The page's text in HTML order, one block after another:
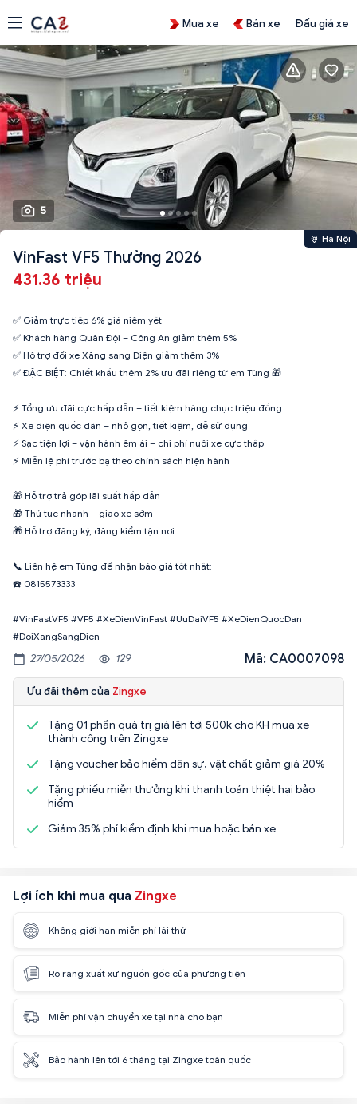
Mua xe Bán xe Đấu giá xe
5
Hà Nội
VinFast VF5 Thường 2026
431.36 triệu
✅ Giảm trực tiếp 6% giá niêm yết
✅ Khách hàng Quân Đội – Công An giảm thêm 5%
✅ Hỗ trợ đổi xe Xăng sang Điện giảm thêm 3%
✅ ĐẶC BIỆT: Chiết khấu thêm 2% ưu đãi riêng từ em Tùng 🎁
⚡ Tổng ưu đãi cực hấp dẫn – tiết kiệm hàng chục triệu đồng
⚡ Xe điện quốc dân – nhỏ gọn, tiết kiệm, dễ sử dụng
⚡ Sạc tiện lợi – vận hành êm ái – chi phí nuôi xe cực thấp
⚡ Miễn lệ phí trước bạ theo chính sách hiện hành
🎁 Hỗ trợ trả góp lãi suất hấp dẫn
🎁 Thủ tục nhanh – giao xe sớm
🎁 Hỗ trợ đăng ký, đăng kiểm tận nơi
📞 Liên hệ em Tùng để nhận báo giá tốt nhất:
☎️ 0815573333
#VinFastVF5 #VF5 #XeDienVinFast #UuDaiVF5 #XeDienQuocDan
#DoiXangSangDien
27/05/2026 129 Mã: CA0007098
Ưu đãi thêm của Zingxe
Tặng 01 phần quà trị giá lên tới 500k cho KH mua xe
thành công trên Zingxe
Tặng voucher bảo hiểm dân sự, vật chất giảm giá 20%
Tặng phiếu miễn thưởng khi thanh toán thiệt hại bảo
hiểm
Giảm 35% phí kiểm định khi mua hoặc bán xe
Lợi ích khi mua qua Zingxe
Không giới hạn miễn phí lái thử
Rõ ràng xuất xứ nguồn gốc của phương tiện
Miễn phí vận chuyển xe tại nhà cho bạn
Bảo hành lên tới 6 tháng tại Zingxe toàn quốc